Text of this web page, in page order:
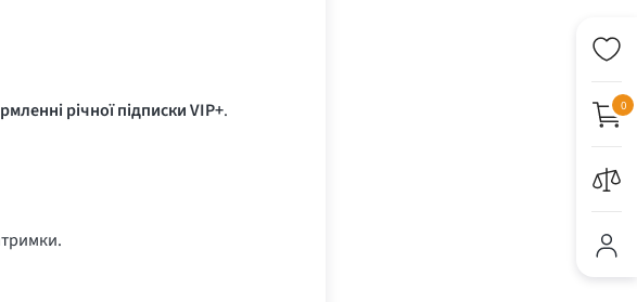
0
річної підписки VIP+.